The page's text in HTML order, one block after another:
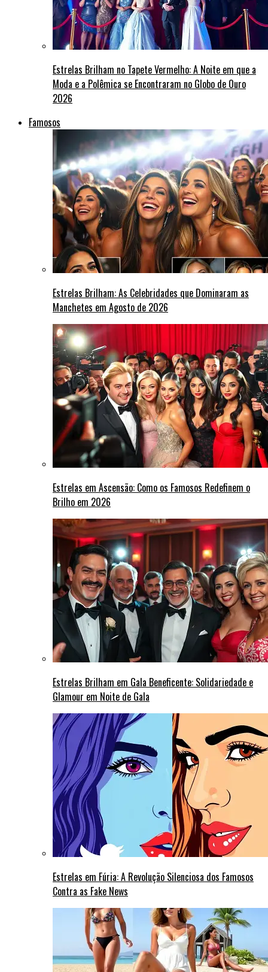
Estrelas Brilham no Tapete Vermelho: A Noite em que a
Moda e a Polêmica se Encontraram no Globo de Ouro
2026
Famosos
Estrelas Brilham: As Celebridades que Dominaram as
Manchetes em Agosto de 2026
Estrelas em Ascensão: Como os Famosos Redefinem o
Brilho em 2026
Estrelas Brilham em Gala Beneficente: Solidariedade e
Glamour em Noite de Gala
Estrelas em Fúria: A Revolução Silenciosa dos Famosos
Contra as Fake News